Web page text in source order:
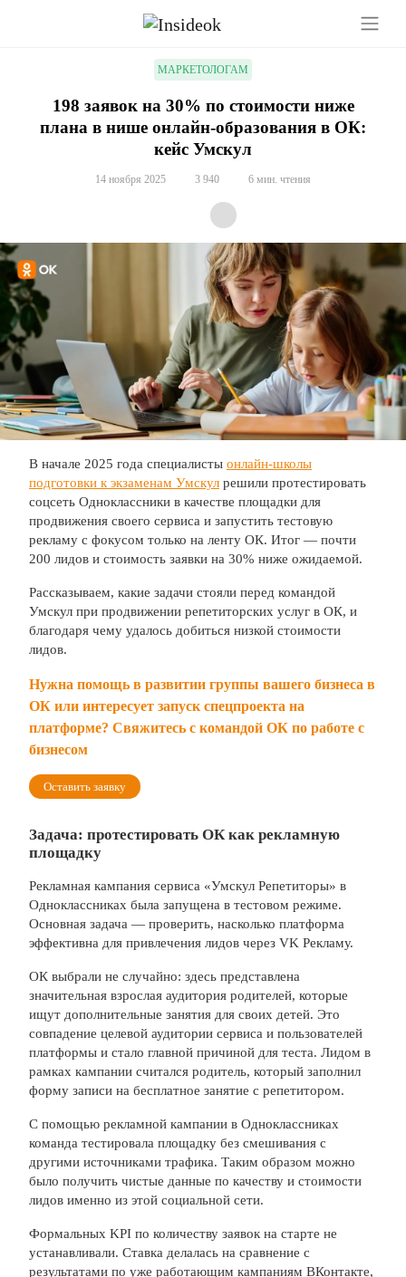
МАРКЕТОЛОГАМ
198 заявок на 30% по стоимости ниже
плана в нише онлайн-образования в ОК:
кейс Умскул
14 ноября 2025 3 940 6 мин. чтения
В начале 2025 года специалисты онлайн-школы
подготовки к экзаменам Умскул решили протестировать
соцсеть Одноклассники в качестве площадки для
продвижения своего сервиса и запустить тестовую
рекламу с фокусом только на ленту ОК. Итог — почти
200 лидов и стоимость заявки на 30% ниже ожидаемой.
Рассказываем, какие задачи стояли перед командой
Умскул при продвижении репетиторских услуг в ОК, и
благодаря чему удалось добиться низкой стоимости
лидов.
Нужна помощь в развитии группы вашего бизнеса в
ОК или интересует запуск спецпроекта на
платформе? Свяжитесь с командой ОК по работе с
бизнесом
Оставить заявку
Задача: протестировать ОК как рекламную
площадку
Рекламная кампания сервиса «Умскул Репетиторы» в
Одноклассниках была запущена в тестовом режиме.
Основная задача — проверить, насколько платформа
эффективна для привлечения лидов через VK Рекламу.
ОК выбрали не случайно: здесь представлена
значительная взрослая аудитория родителей, которые
ищут дополнительные занятия для своих детей. Это
совпадение целевой аудитории сервиса и пользователей
платформы и стало главной причиной для теста. Лидом в
рамках кампании считался родитель, который заполнил
форму записи на бесплатное занятие с репетитором.
С помощью рекламной кампании в Одноклассниках
команда тестировала площадку без смешивания с
другими источниками трафика. Таким образом можно
было получить чистые данные по качеству и стоимости
лидов именно из этой социальной сети.
Формальных KPI по количеству заявок на старте не
устанавливали. Ставка делалась на сравнение с
результатами по уже работающим кампаниям ВКонтакте,